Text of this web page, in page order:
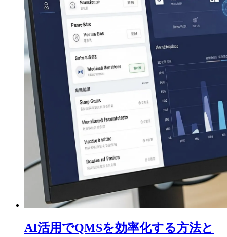
AI活用でQMSを効率化する方法と